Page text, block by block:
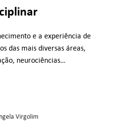
e a experiência de
das mais diversas áreas,
neurociências…
Virgolim